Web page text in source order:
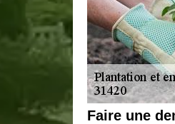
Faire une